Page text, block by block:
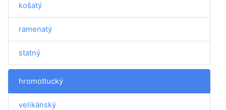
košatý
ramenatý
statný
hromotlucký
velikánský